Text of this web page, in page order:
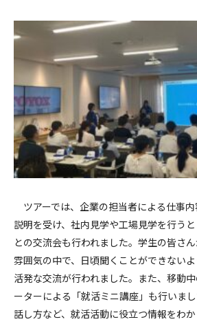
ツアーでは、企業の担当者による仕事
説明を受け、社内見学や工場見学を行う
との交流会も行われました。学生の皆さ
雰囲気の中で、日頃聞くことができないよ
活発な交流が行われました。また、移動
ーターによる「就活ミニ講座」も行いま
話し方など、就活活動に役立つ情報をわか